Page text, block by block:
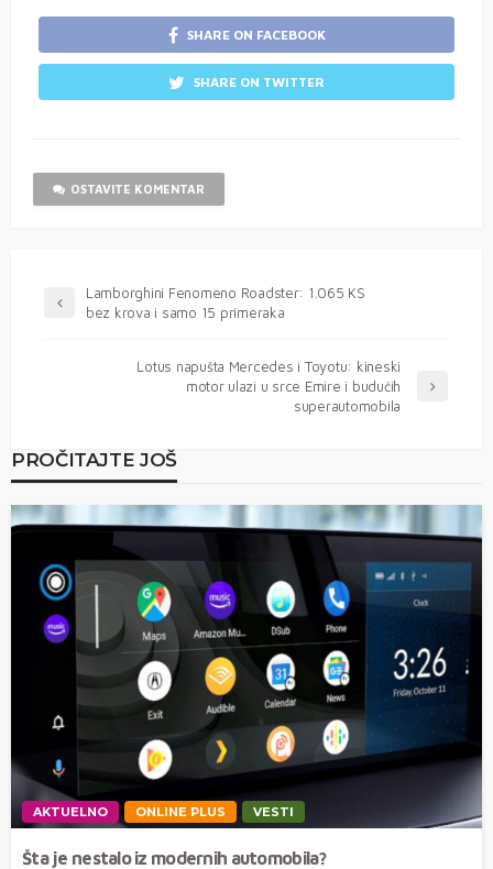
SHARE ON FACEBOOK
SHARE ON TWITTER
OSTAVITE KOMENTAR
Lamborghini Fenomeno Roadster: 1.065 KS
bez krova i samo 15 primeraka
Lotus napušta Mercedes i Toyotu: kineski
motor ulazi u srce Emire i budućih
superautomobila
PROČITAJTE JOŠ
AKTUELNO ONLINE PLUS VESTI
Šta je nestalo iz modernih automobila?